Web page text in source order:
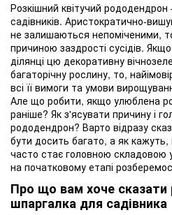
Розкішний квітучий
садівників. Аристократично-
не залишаються непоміченими,
причиною заздрості сусідів.
ділянці цю декоративну
багаторічну рослину, то,
всі її вимоги та умови
Але що робити, якщо улюблена
раніше? Як з'ясувати причину і
рододендрон? Варто відразу
бути досить багато, а як кажуть,
часто стає головною складовою
на початковому етапі
Про що вам хоче
шпаргалка для садівника